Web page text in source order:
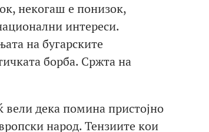
некогаш е понизок,
интереси.
на бугарските
борба. Сржта на
вели дека помина пристојно
народ. Тензиите кои